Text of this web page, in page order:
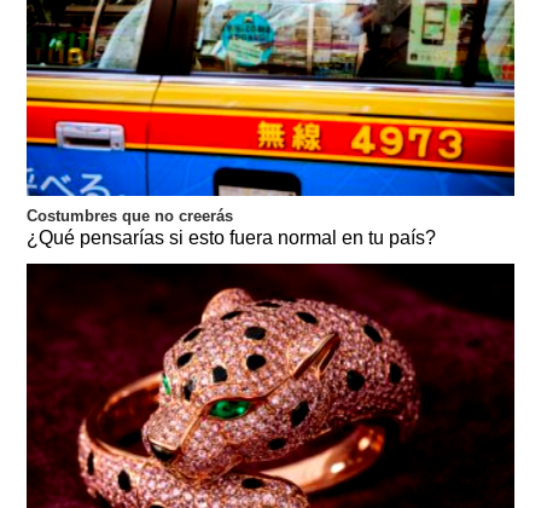
Costumbres que no creerás
¿Qué pensarías si esto fuera normal en tu país?